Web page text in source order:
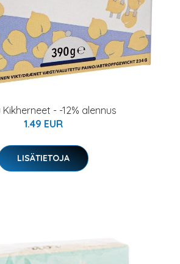
Kikherneet - -12% alennus
1.49 EUR
LISÄTIETOJA